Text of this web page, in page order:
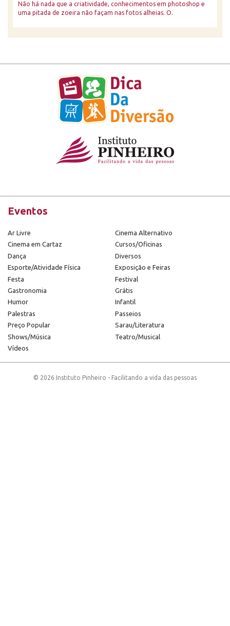
Não há nada que a criatividade, conhecimentos em photoshop e
uma pitada de zoeira não façam nas fotos alheias. O.
Eventos
Ar Livre
Cinema Alternativo
Cinema em Cartaz
Cursos/Oficinas
Dança
Diversos
Esporte/Atividade Física
Exposição e Feiras
Festa
Festival
Gastronomia
Grátis
Humor
Infantil
Palestras
Passeios
Preço Popular
Sarau/Literatura
Shows/Música
Teatro/Musical
Vídeos
© 2026 Instituto Pinheiro - Facilitando a vida das pessoas